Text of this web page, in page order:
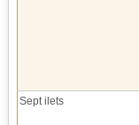
Sept ilets